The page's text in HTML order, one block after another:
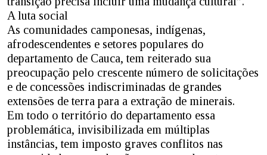
A luta social
As comunidades camponesas, indígenas,
afrodescendentes e setores populares do
departamento de Cauca, tem reiterado sua
preocupação pelo crescente número de solicitações
e de concessões indiscriminadas de grandes
extensões de terra para a extração de minerais.
Em todo o território do departamento essa
problemática, invisibilizada em múltiplas
instâncias, tem imposto graves conflitos nas